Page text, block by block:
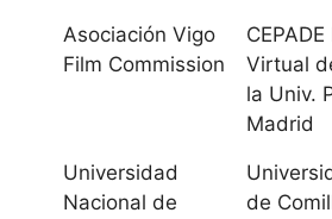
Universidad
Internacional
Pelayo UIMP
Asociación Vigo
Film Commission
Virtual
la Univ.
Madrid
Universidad
Nacional de
de